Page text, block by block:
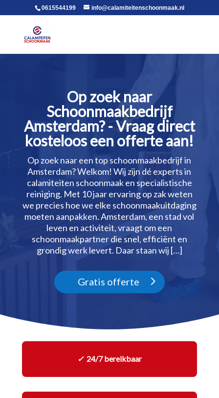
voor in de body0615544199 info@calamiteitenschoonmaak.nl
Op zoek naar
Schoonmaakbedrijf
Amsterdam? - Vraag direct
kosteloos een offerte aan!
Op zoek naar een top schoonmaakbedrijf in
Amsterdam? Welkom! Wij zijn dé experts in
calamiteiten schoonmaak en specialistische
reiniging.​ Met 10 jaar ervaring op zak weten
we precies hoe we elke schoonmaakuitdaging
moeten aanpakken.​ Amsterdam, een stad vol
leven en activiteit, vraagt om een
schoonmaakpartner die snel, efficiënt en
grondig werk levert.​ Daar staan wij […]
Gratis offerte
✓24/7 bereikbaar